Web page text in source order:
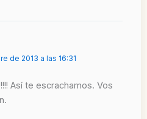
de 2013 a las 16:31
Así te escrachamos. Vos